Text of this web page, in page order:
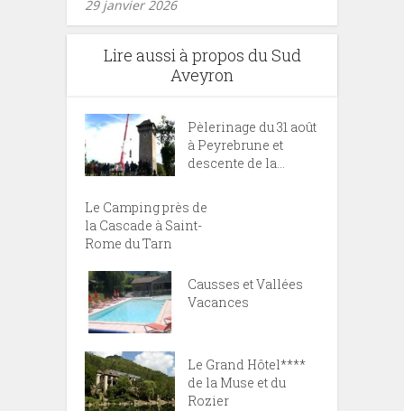
29 janvier 2026
Lire aussi à propos du Sud
Aveyron
Pèlerinage du 31 août
à Peyrebrune et
descente de la...
Le Camping près de
la Cascade à Saint-
Rome du Tarn
Causses et Vallées
Vacances
Le Grand Hôtel****
de la Muse et du
Rozier